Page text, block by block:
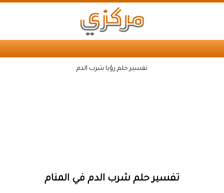
تفسير حلم رؤيا شرب الدم
تفسير حلم شرب الدم في المنام